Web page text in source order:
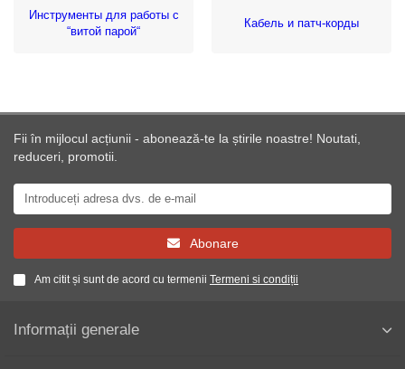
Инструменты для работы с
“витой парой“
Кабель и патч-корды
Fii în mijlocul acțiunii - abonează-te la știrile noastre! Noutati,
reduceri, promotii.
Abonare
Am citit și sunt de acord cu termenii Termeni si condiții
Informații generale